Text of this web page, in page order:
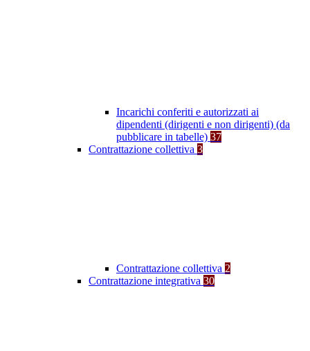
Incarichi conferiti e autorizzati ai
dipendenti (dirigenti e non dirigenti) (da
pubblicare in tabelle) 37
Contrattazione collettiva 3
Contrattazione collettiva 2
Contrattazione integrativa 30